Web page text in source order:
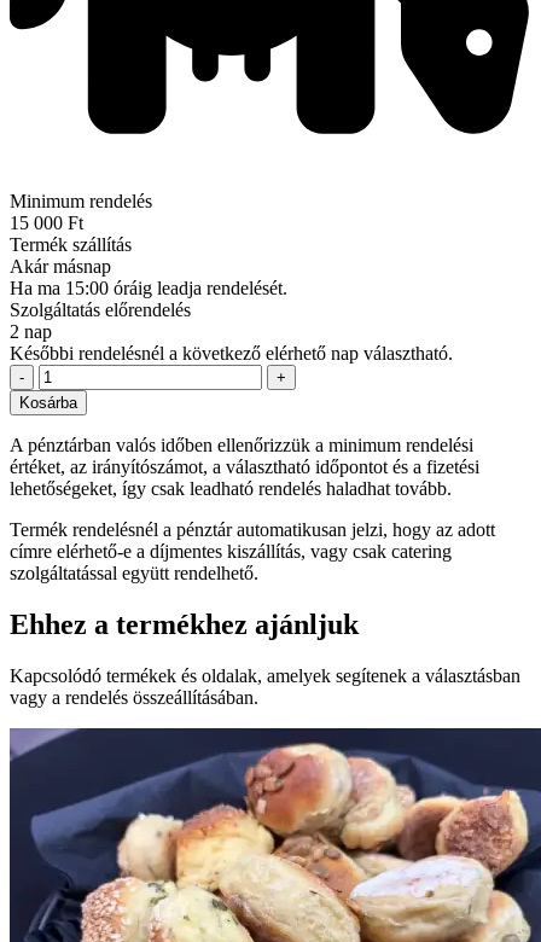
Minimum rendelés
15 000 Ft
Termék szállítás
Akár másnap
Ha ma 15:00 óráig leadja rendelését.
Szolgáltatás előrendelés
2 nap
Későbbi rendelésnél a következő elérhető nap választható.
-
+
Kosárba
A pénztárban valós időben ellenőrizzük a minimum rendelési
értéket, az irányítószámot, a választható időpontot és a fizetési
lehetőségeket, így csak leadható rendelés haladhat tovább.
Termék rendelésnél a pénztár automatikusan jelzi, hogy az adott
címre elérhető-e a díjmentes kiszállítás, vagy csak catering
szolgáltatással együtt rendelhető.
Ehhez a termékhez ajánljuk
Kapcsolódó termékek és oldalak, amelyek segítenek a választásban
vagy a rendelés összeállításában.